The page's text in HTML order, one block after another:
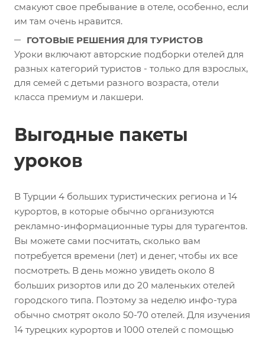
смакуют свое пребывание в отеле, особенно, если
им там очень нравится.
ГОТОВЫЕ РЕШЕНИЯ ДЛЯ ТУРИСТОВ
Уроки включают авторские подборки отелей для
разных категорий туристов - только для взрослых,
для семей с детьми разного возраста, отели
класса премиум и лакшери.
Выгодные пакеты
уроков
В Турции 4 больших туристических региона и 14
курортов, в которые обычно организуются
рекламно-информационные туры для турагентов.
Вы можете сами посчитать, сколько вам
потребуется времени (лет) и денег, чтобы их все
посмотреть. В день можно увидеть около 8
больших ризортов или до 20 маленьких отелей
городского типа. Поэтому за неделю инфо-тура
обычно смотрят около 50-70 отелей. Для изучения
14 турецких курортов и 1000 отелей с помощью